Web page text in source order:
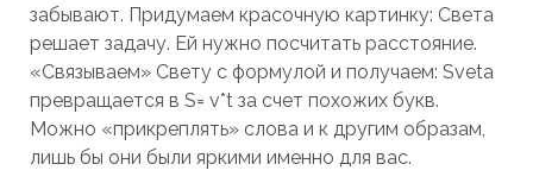
забывают. Придумаем красочную картинку: Света
решает задачу. Ей нужно посчитать расстояние.
«Связываем» Свету с формулой и получаем: Sveta
превращается в S= v*t за счет похожих букв.
Можно «прикреплять» слова и к другим образам,
лишь бы они были яркими именно для вас.